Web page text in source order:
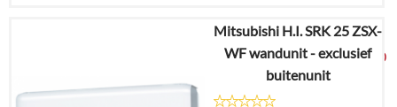
€2.329,25
€1.225,00
Mitsubishi H.I. SRK 25 ZSX-
WF wandunit - exclusief
buitenunit